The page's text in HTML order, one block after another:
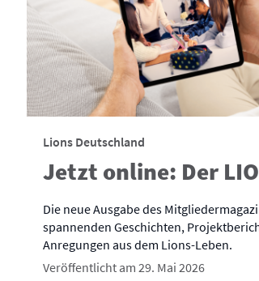
Lions Deutschland
Jetzt online: Der
Die neue Ausgabe des
spannenden Geschichten,
Anregungen aus dem Lions-Leben.
Veröffentlicht am 29. Mai 2026